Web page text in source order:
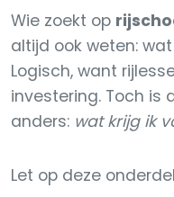
Wie zoekt op
altijd ook weten:
Logisch, want
investering. Toch is
anders: wat krijg ik
Let op deze